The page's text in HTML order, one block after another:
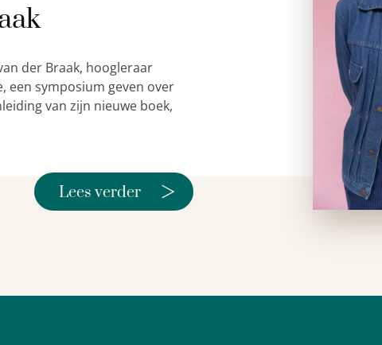
der Braak, hoogleraar
een symposium geven over
van zijn nieuwe boek,
Lees verder >